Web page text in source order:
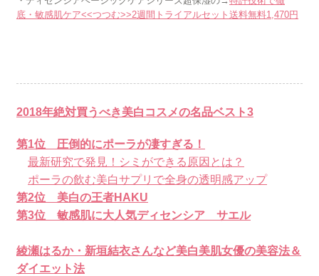
底・敏感肌ケア<<つつむ>>2週間トライアルセット送料無料1,470円
2018年絶対買うべき美白コスメの名品ベスト3
第1位 圧倒的にポーラが凄すぎる！
最新研究で発見！シミができる原因とは？
ポーラの飲む美白サプリで全身の透明感アップ
第2位 美白の王者HAKU
第3位 敏感肌に大人気ディセンシア サエル
綾瀬はるか・新垣結衣さんなど美白美肌女優の美容法＆
ダイエット法